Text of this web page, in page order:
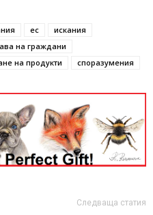
ес
искания
на граждани
на продукти споразумения
Следваща статия